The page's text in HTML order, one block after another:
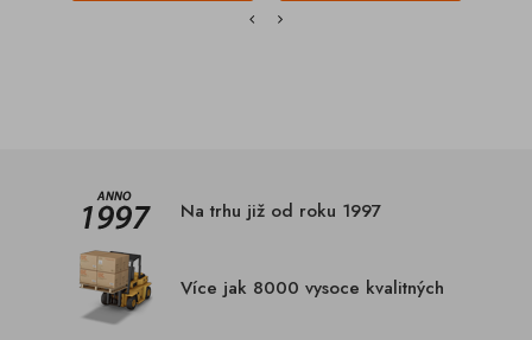
Na trhu již od roku 1997
Více jak 8000 vysoce kvalitných